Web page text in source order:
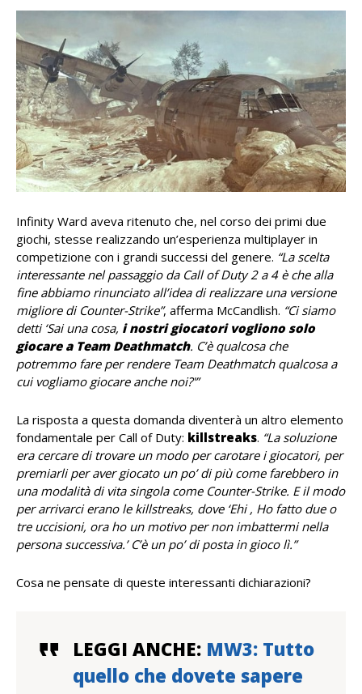
Infinity Ward aveva ritenuto che, nel corso dei primi due
giochi, stesse realizzando un’esperienza multiplayer in
competizione con i grandi successi del genere. “La scelta
interessante nel passaggio da Call of Duty 2 a 4 è che alla
fine abbiamo rinunciato all’idea di realizzare una versione
migliore di Counter-Strike”, afferma McCandlish. “Ci siamo
detti ‘Sai una cosa, i nostri giocatori vogliono solo
giocare a Team Deathmatch. C’è qualcosa che
potremmo fare per rendere Team Deathmatch qualcosa a
cui vogliamo giocare anche noi?'”
La risposta a questa domanda diventerà un altro elemento
fondamentale per Call of Duty: killstreaks. “La soluzione
era cercare di trovare un modo per carotare i giocatori, per
premiarli per aver giocato un po’ di più come farebbero in
una modalità di vita singola come Counter-Strike. E il modo
per arrivarci erano le killstreaks, dove ‘Ehi , Ho fatto due o
tre uccisioni, ora ho un motivo per non imbattermi nella
persona successiva.’ C’è un po’ di posta in gioco lì.”
Cosa ne pensate di queste interessanti dichiarazioni?
LEGGI ANCHE: MW3: Tutto
quello che dovete sapere